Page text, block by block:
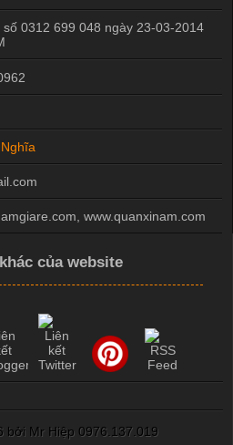
trang phục phổ biến nhất trong
lợi, thoải mái và dễ phối đồ.
trang thường ngày, áo phông còn
ngành sản xuất may mặc, đặc
Hiện nay,
Trong Ngành Thời Trang Hiện
Đại
04-21 15:41:03
và thời trang, in chuyển nhiệt đang
phổ biến nhờ khả năng tạo ra
Đặc biệt, kỹ thuật này được ứng
áo thun, đồ thể thao
0312 699 048 ngày 23-03-2014
www.quanxinam.com
của website
bởi Mr Hiệp 0976.137.019